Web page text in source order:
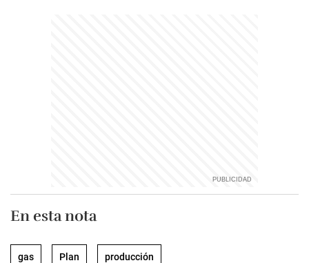
En esta nota
gas Plan producción